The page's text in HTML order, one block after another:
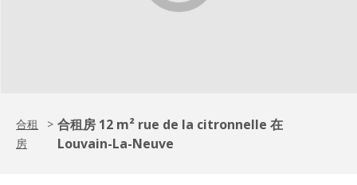
合租
房
> 合租房 12 m² rue de la citronnelle 在
Louvain-La-Neuve